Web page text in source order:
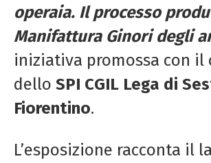
operaia. Il processo
Manifattura Ginori degli
iniziativa promossa con
dello SPI CGIL Lega di
Fiorentino.
L’esposizione racconta il